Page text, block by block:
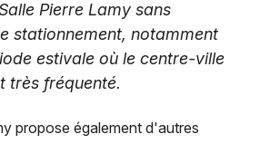
Pierre Lamy sans
stationnement, notamment
estivale où le centre-ville
très fréquenté.
propose également d'autres